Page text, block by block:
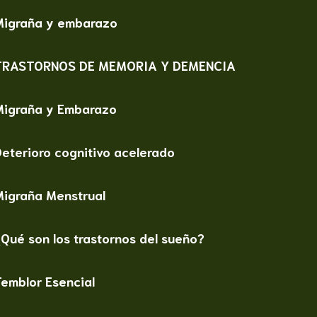
y embarazo
DE MEMORIA Y DEMENCIA
y Embarazo
cognitivo acelerado
Menstrual
son los trastornos del sueño?
Esencial